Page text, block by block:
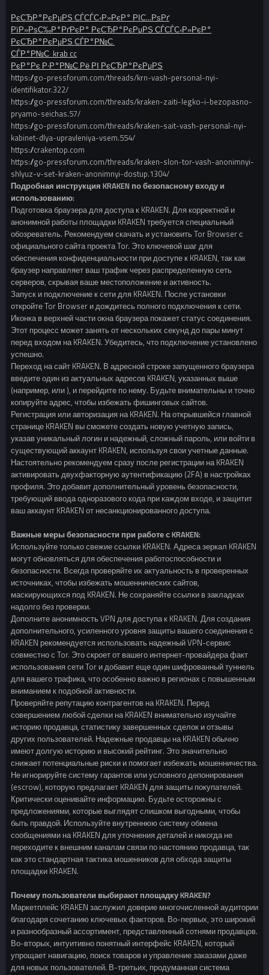
РєСЂР°РєРµРЅ СЃСЃС‹Р»РєР° РІС…РѕРґ
РїР»РѕС‰Р°РґРєР° РєСЂР°РєРµРЅ СЃСЃС‹Р»РєР°
РєСЂР°РєРµРЅ СЃР°Р№С‚
СЃР°Р№С‚ krab cc
РєР°Рє Р·Р°Р№С‚Рё РІ РєСЂР°РєРµРЅ
https://go-pressforum.com/threads/krn-vash-personal-nyi-
identifikator.322/
https://go-pressforum.com/threads/kraken-zaiti-legko-i-bezopasno-
pryamo-seichas.57/
https://go-pressforum.com/threads/kraken-sait-vash-personal-nyi-
kabinet-dlya-upravleniya-vsem.554/
https://crakentop.com
https://go-pressforum.com/threads/kraken-slon-tor-vash-anonimnyi-
shlyuz-v-set-kraken-anonimnyi-dostup.1304/
Подробная инструкция KRAKEN по безопасному входу и
использованию:
Подготовка браузера для доступа к KRAKEN. Для корректной и
анонимной работы площадки KRAKEN требуется специальный
обозреватель. Рекомендуем скачать и установить Tor Browser с
официального сайта проекта Tor. Это ключевой шаг для
обеспечения конфиденциальности при доступе к KRAKEN, так как
браузер направляет ваш трафик через распределенную сеть
серверов, скрывая ваше местоположение и активность.
Запуск и подключение к сети для KRAKEN. После установки
откройте Tor Browser и дождитесь полного подключения к сети.
Иконка в верхней части окна браузера покажет статус соединения.
Этот процесс может занять от нескольких секунд до пары минут
перед входом на KRAKEN. Убедитесь, что подключение установлено
успешно.
Переход на сайт KRAKEN. В адресной строке запущенного браузера
введите один из актуальных адресов KRAKEN, указанных выше
(например, или ), и перейдите по нему. Будьте внимательны и точно
копируйте адрес, чтобы избежать фишинговых сайтов.
Регистрация или авторизация на KRAKEN. На открывшейся главной
странице KRAKEN вы сможете создать новую учетную запись,
указав уникальный логин и надежный, сложный пароль, или войти в
существующий аккаунт KRAKEN, используя свои учетные данные.
Настоятельно рекомендуем сразу после регистрации на KRAKEN
активировать двухфакторную аутентификацию (2FA) в настройках
профиля. Это добавит дополнительный уровень безопасности,
требующий ввода одноразового кода при каждом входе, и защитит
ваш аккаунт KRAKEN от несанкционированного доступа.
Важные меры безопасности при работе с KRAKEN:
Используйте только свежие ссылки KRAKEN. Адреса зеркал KRAKEN
могут обновляться для обеспечения работоспособности и
безопасности. Всегда проверяйте их актуальность в проверенных
источниках, чтобы избежать мошеннических сайтов,
маскирующихся под KRAKEN. Не сохраняйте ссылки в закладках
надолго без проверки.
Дополните анонимность VPN для доступа к KRAKEN. Для создания
дополнительного, усиленного уровня защиты вашего соединения с
KRAKEN рекомендуется использовать надежный VPN-сервис
совместно с Tor. Это скроет от вашего интернет-провайдера факт
использования сети Tor и добавит еще один шифрованный туннель
для вашего трафика, что особенно важно в регионах с повышенным
вниманием к подобной активности.
Проверяйте репутацию контрагентов на KRAKEN. Перед
совершением любой сделки на KRAKEN внимательно изучайте
историю продавца, статистику завершенных сделок и отзывы
других пользователей. Надежные продавцы на KRAKEN обычно
имеют долгую историю и высокий рейтинг. Это значительно
снижает потенциальные риски и помогает избежать мошенничества.
Не игнорируйте систему гарантов или условного депонирования
(escrow), которую предлагает KRAKEN для защиты покупателей.
Критически оценивайте информацию. Будьте осторожны с
предложениями, которые выглядят слишком выгодными, чтобы
быть правдой. Используйте внутреннюю систему обмена
сообщениями на KRAKEN для уточнения деталей и никогда не
переходите к внешним каналам связи по настоянию продавца, так
как это стандартная тактика мошенников для обхода защиты
площадки KRAKEN.
Почему пользователи выбирают площадку KRAKEN?
Маркетплейс KRAKEN заслужил доверие многочисленной аудитории
благодаря сочетанию ключевых факторов. Во-первых, это широкий
и разнообразный ассортимент, представленный сотнями продавцов.
Во-вторых, интуитивно понятный интерфейс KRAKEN, который
упрощает навигацию, поиск товаров и управление заказами даже
для новых пользователей. В-третьих, продуманная система